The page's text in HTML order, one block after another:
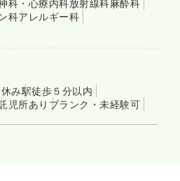
科・心療内科放射線科麻酔科
科アレルギー科
み駅徒歩５分以内
児所あり ブランク・未経験可